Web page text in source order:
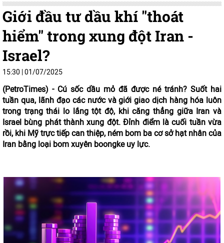
Giới đầu tư dầu khí "thoát
hiểm" trong xung đột Iran -
Israel?
15:30 01/07/2025
(PetroTimes) - Cú sốc dầu mỏ đã được né tránh? Suốt hai
tuần qua, lãnh đạo các nước và giới giao dịch hàng hóa luôn
trong trạng thái lo lắng tột độ, khi căng thẳng giữa Iran và
Israel bùng phát thành xung đột. Đỉnh điểm là cuối tuần vừa
rồi, khi Mỹ trực tiếp can thiệp, ném bom ba cơ sở hạt nhân của
Iran bằng loại bom xuyên boongke uy lực.